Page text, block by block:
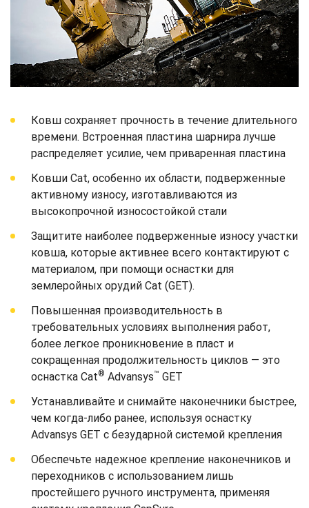
Ковш сохраняет прочность в течение длительного
времени. Встроенная пластина шарнира лучше
распределяет усилие, чем приваренная пластина
Ковши Cat, особенно их области, подверженные
активному износу, изготавливаются из
высокопрочной износостойкой стали
Защитите наиболее подверженные износу участки
ковша, которые активнее всего контактируют с
материалом, при помощи оснастки для
землеройных орудий Cat (GET).
Повышенная производительность в
требовательных условиях выполнения работ,
более легкое проникновение в пласт и
сокращенная продолжительность циклов — это
оснастка Cat® Advansys™ GET
Устанавливайте и снимайте наконечники быстрее,
чем когда-либо ранее, используя оснастку
Advansys GET с безударной системой крепления
Обеспечьте надежное крепление наконечников и
переходников с использованием лишь
простейшего ручного инструмента, применяя